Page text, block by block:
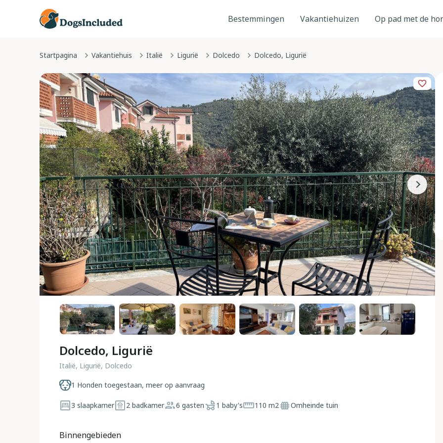
Bestemmingen Vakantiehuizen Op pad met de
Startpagina Vakantiehuis Italië Ligurië Dolcedo Dolcedo, Ligurië
Dolcedo, Ligurië
Italië, Ligurië, Dolcedo
1 Honden toegestaan, meer op aanvraag
3 slaapkamer 2 badkamer 6 gasten 1 baby's 110 m2 Omheinde tuin
Binnengebieden